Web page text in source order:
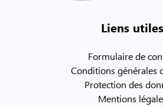
Liens utiles
Formulaire de
Conditions générales
Protection des
Mentions